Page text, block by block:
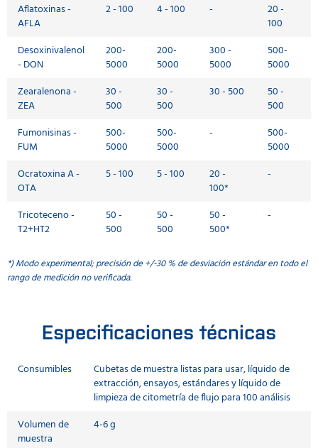
Aflatoxinas -
AFLA
2 - 100 4 - 100 -
20 -
100
Desoxinivalenol
- DON
200-
5000
200-
5000
300 -
5000
500-
5000
Zearalenona -
ZEA
30 -
500
30 -
500
30 - 500
50 -
500
Fumonisinas -
FUM
500-
5000
500-
5000
-
500-
5000
Ocratoxina A -
OTA
5 - 100 5 - 100
20 -
100*
-
Tricoteceno -
T2+HT2
50 -
500
50 -
500
50 -
500*
-
*) Modo experimental; precisión de +/-30 % de desviación estándar en todo el
rango de medición no verificada.
Especificaciones técnicas
Consumibles
Cubetas de muestra listas para usar, líquido de
extracción, ensayos, estándares y líquido de
limpieza de citometría de flujo para 100 análisis
Volumen de
muestra
4-6 g